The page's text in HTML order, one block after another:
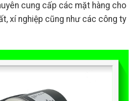
cung cấp các mặt hàng cho
xí nghiệp cũng như các công ty